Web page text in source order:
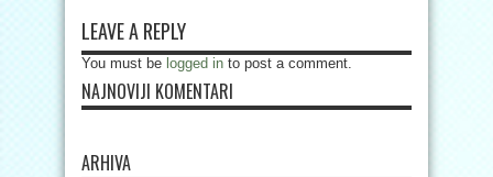
LEAVE A REPLY
You must be logged in to post a comment.
NAJNOVIJI KOMENTARI
ARHIVA